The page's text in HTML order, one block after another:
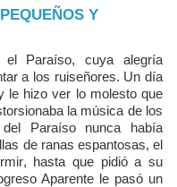
Y
a los ruiseñores. Un día
le hizo ver lo molesto que
la música de los
Paraíso nunca había
de ranas espantosas, el
hasta que pidió a su
Aparente le pasó un